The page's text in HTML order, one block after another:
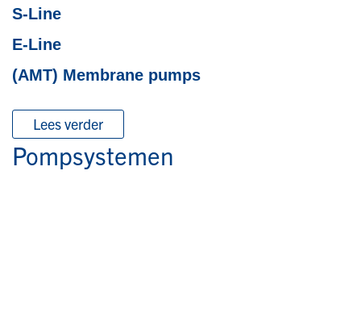
S-Line
E-Line
(AMT) Membrane pumps
Lees verder
Pompsystemen